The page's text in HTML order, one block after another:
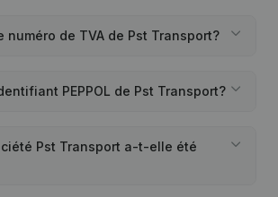
numéro de TVA de Pst Transport?
PEPPOL de Pst Transport?
Pst Transport a-t-elle été